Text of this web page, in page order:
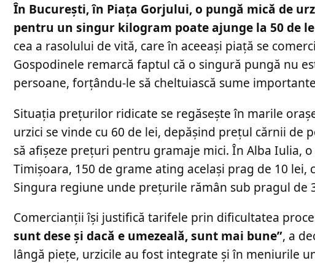
În București, în Piața Gorjului, o pungă mică de
pentru un singur kilogram poate ajunge la 50 de
cea a rasolului de vită, care în aceeași piață se
Gospodinele remarcă faptul că o singură pungă nu
persoane, forțându-le să cheltuiască sume
Situația prețurilor ridicate se regăsește în marile
urzici se vinde cu 60 de lei, depășind prețul cărnii de
să afișeze prețuri pentru gramaje mici. În Alba Iulia,
Timișoara, 150 de grame ating același prag de 10
Singura regiune unde prețurile rămân sub pragul de
Comercianții își justifică tarifele prin dificultatea
sunt dese și dacă e umezeală, sunt mai bune”, a
lângă piețe, urzicile au fost integrate și în meniurile